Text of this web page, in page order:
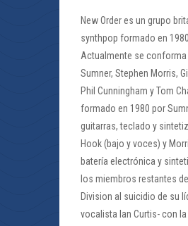
New Order es un grupo
synthpop formado en 1980.
Actualmente se conforma
Sumner, Stephen Morris,
Phil Cunningham y Tom
formado en 1980 por
guitarras, teclado y
Hook (bajo y voces) y
batería electrónica y
los miembros restantes
Division al suicidio de su
vocalista Ian Curtis- con